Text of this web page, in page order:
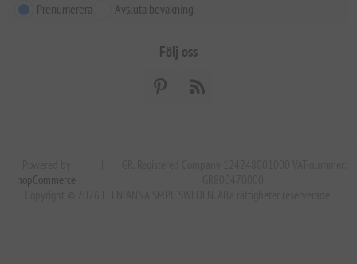
Prenumerera Avsluta bevakning
Följ oss
nopCommerce